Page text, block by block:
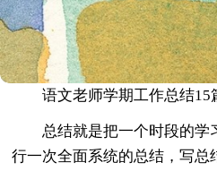
语文老师学期工作总结15
总结就是把一个时段的学
行一次全面系统的总结，写总